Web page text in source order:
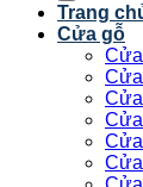
Trang
Cửa gỗ